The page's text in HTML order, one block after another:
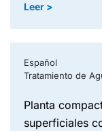
Leer >
Español
Tratamiento de
planta compacta potabilizadora de aguas
superficiales